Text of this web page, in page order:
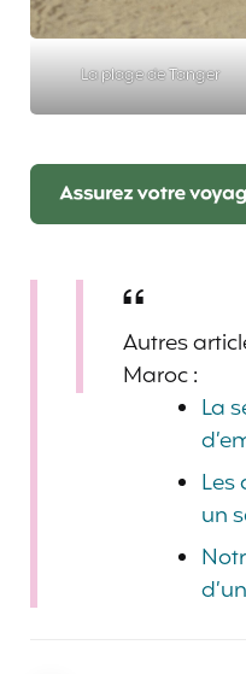
La plage de Tanger
Autres
Maroc :
La
Les
un